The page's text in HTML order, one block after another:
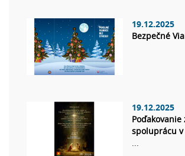
19.12.2025
Bezpečné
19.12.2025
Poďakovanie
spoluprácu
...